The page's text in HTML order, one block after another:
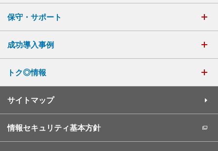
保守・サポート
成功導入事例
トク◎情報
サイトマップ
情報セキュリティ基本方針